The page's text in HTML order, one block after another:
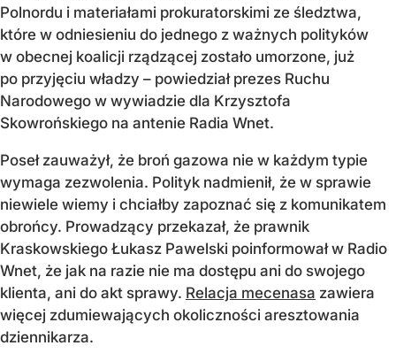
Polnordu i materiałami prokuratorskimi ze śledztwa,
które w odniesieniu do jednego z ważnych polityków
w obecnej koalicji rządzącej zostało umorzone, już
po przyjęciu władzy – powiedział prezes Ruchu
Narodowego w wywiadzie dla Krzysztofa
Skowrońskiego na antenie Radia Wnet.
Poseł zauważył, że broń gazowa nie w każdym typie
wymaga zezwolenia. Polityk nadmienił, że w sprawie
niewiele wiemy i chciałby zapoznać się z komunikatem
obrońcy. Prowadzący przekazał, że prawnik
Kraskowskiego Łukasz Pawelski poinformował w Radio
Wnet, że jak na razie nie ma dostępu ani do swojego
klienta, ani do akt sprawy. Relacja mecenasa zawiera
więcej zdumiewających okoliczności aresztowania
dziennikarza.